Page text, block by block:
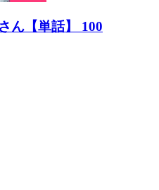
ん【単話】 100